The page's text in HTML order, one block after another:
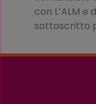
con L’ALM
sottoscritto